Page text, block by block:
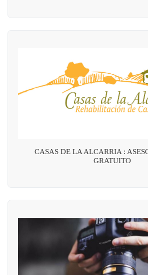
CASAS DE LA ALCARRIA :
GRATUITO